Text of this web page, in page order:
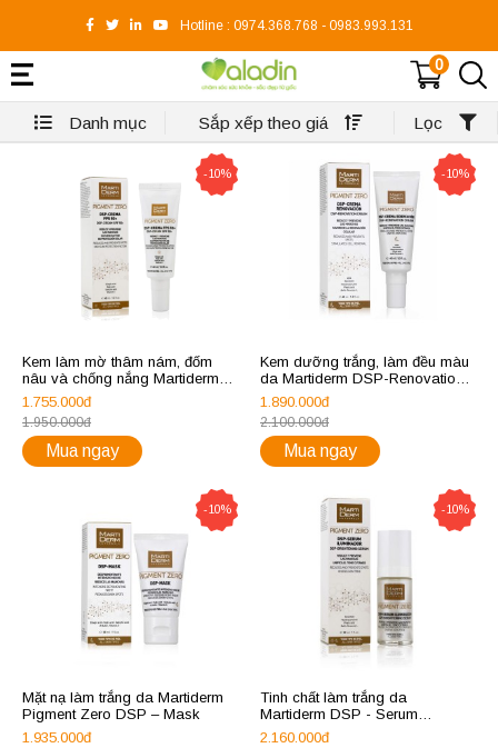
Hotline : 0974.368.768 - 0983.993.131
0
Danh mục Sắp xếp theo giá Lọc
-10%
Kem làm mờ thâm nám, đốm
nâu và chống nắng Martiderm
Pigment Zero DSP Cream
FPS50+
1.755.000đ
1.950.000đ
Mua ngay
-10%
Kem dưỡng trắng, làm đều màu
da Martiderm DSP-Renovation
Cream
1.890.000đ
2.100.000đ
Mua ngay
-10%
Mặt nạ làm trắng da Martiderm
Pigment Zero DSP – Mask
1.935.000đ
-10%
Tinh chất làm trắng da
Martiderm DSP - Serum
Illuminator
2.160.000đ